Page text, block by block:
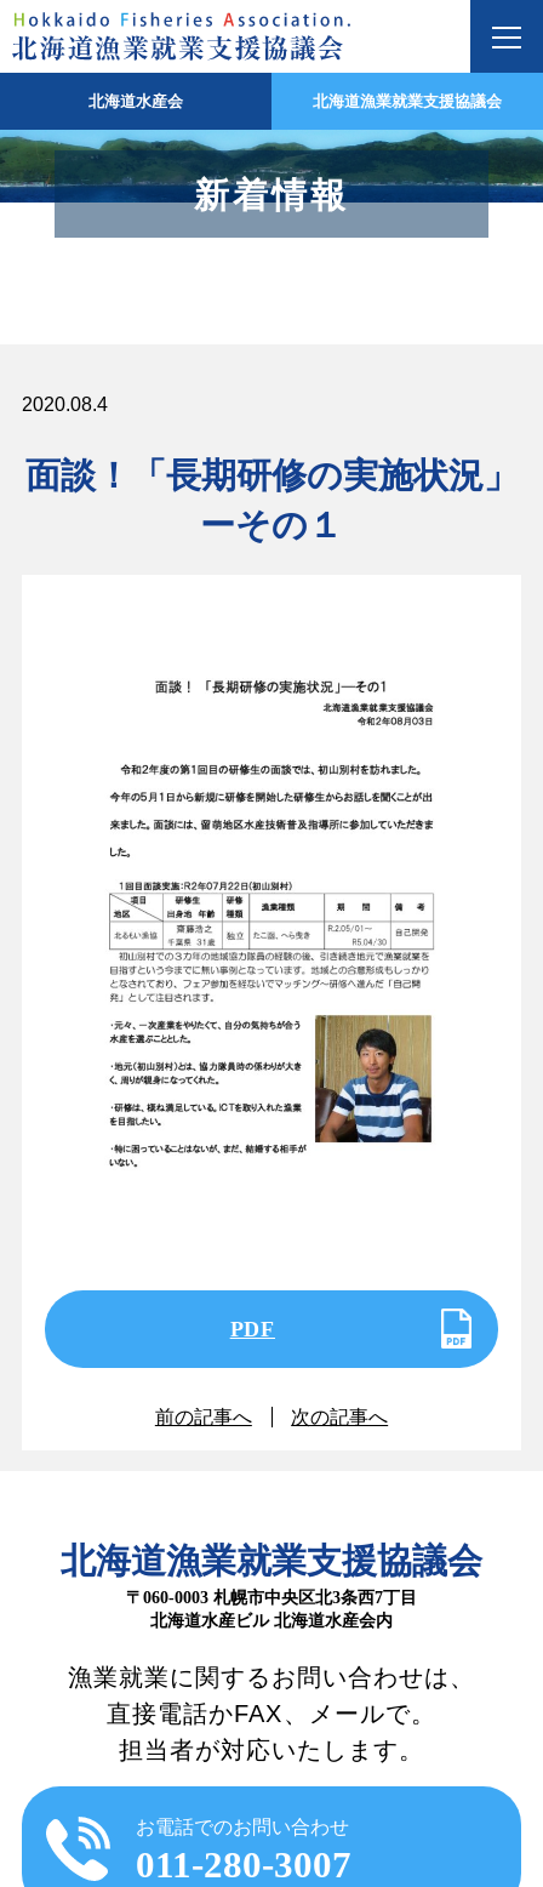
北海道水産会 北海道漁業就業支援協議会
新着情報
2020.08.4
面談！「長期研修の実施状況」
ーその１
PDF
前の記事へ 次の記事へ
北海道漁業就業支援協議会
〒060-0003 札幌市中央区北3条西7丁目
北海道水産ビル 北海道水産会内
漁業就業に関するお問い合わせは、
直接電話かFAX、メールで。
担当者が対応いたします。
お電話でのお問い合わせ
011-280-3007